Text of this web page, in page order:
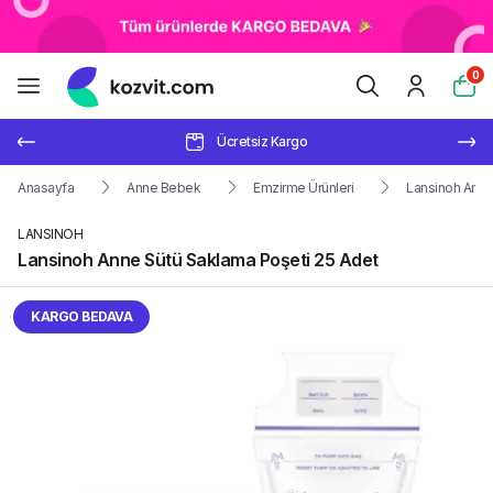
0
Ücretsiz Kargo
Anasayfa Anne Bebek Emzirme Ürünleri Lansinoh
LANSINOH
Lansinoh Anne Sütü Saklama Poşeti 25 Adet
KARGO BEDAVA